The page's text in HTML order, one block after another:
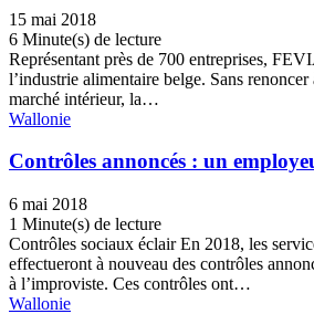
15 mai 2018
6 Minute(s) de lecture
Représentant près de 700 entreprises,
l’industrie alimentaire belge. Sans
marché intérieur, la…
Wallonie
Contrôles annoncés : un
6 mai 2018
1 Minute(s) de lecture
Contrôles sociaux éclair En 2018, les
effectueront à nouveau des contrôles
à l’improviste. Ces contrôles ont…
Wallonie